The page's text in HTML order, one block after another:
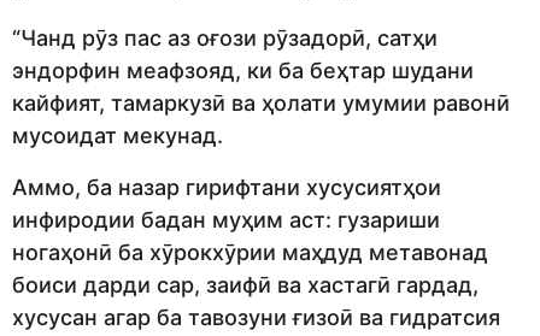
“Чанд рӯз пас аз оғози рӯзадорӣ, сатҳи
эндорфин меафзояд, ки ба беҳтар шудани
кайфият, тамаркузӣ ва ҳолати умумии равонӣ
мусоидат мекунад.
Аммо, ба назар гирифтани хусусиятҳои
инфиродии бадан муҳим аст: гузариши
ногаҳонӣ ба хӯрокхӯрии маҳдуд метавонад
боиси дарди сар, заифӣ ва хастагӣ гардад,
хусусан агар ба тавозуни ғизоӣ ва гидратсия